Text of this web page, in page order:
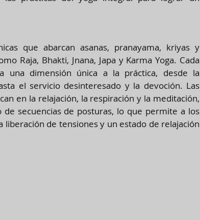
que abarcan asanas, pranayama, kriyas y
Raja, Bhakti, Jnana, Japa y Karma Yoga. Cada
una dimensión única a la práctica, desde la
el servicio desinteresado y la devoción​​. Las
en la relajación, la respiración y la meditación,
secuencias de posturas, lo que permite a los
de tensiones y un estado de relajación